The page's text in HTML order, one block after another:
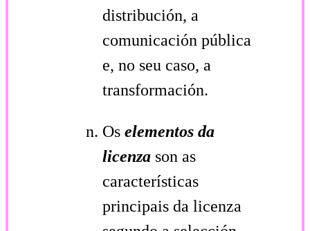
distribución, a
comunicación pública
e, no seu caso, a
transformación.
Os elementos da
licenza son as
características
principais da licenza